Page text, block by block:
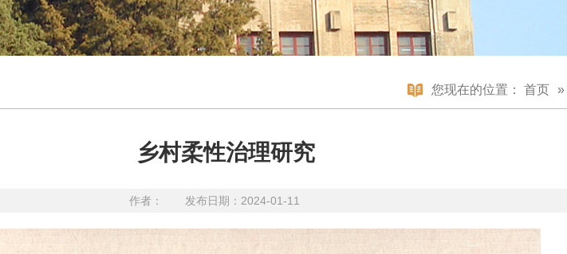
您现在的位置： 首页 »
乡村柔性治理研究
作者： 发布日期：2024-01-11